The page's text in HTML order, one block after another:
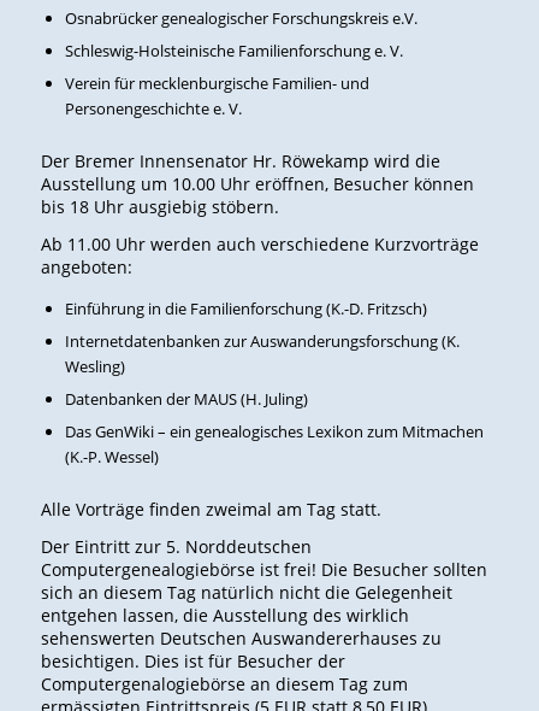
Osnabrücker genealogischer Forschungskreis e.V.
Schleswig-Holsteinische Familienforschung e. V.
Verein für mecklenburgische Familien- und
Personengeschichte e. V.
Der Bremer Innensenator Hr. Röwekamp wird die
Ausstellung um 10.00 Uhr eröffnen, Besucher können
bis 18 Uhr ausgiebig stöbern.
Ab 11.00 Uhr werden auch verschiedene Kurzvorträge
angeboten:
Einführung in die Familienforschung (K.-D. Fritzsch)
Internetdatenbanken zur Auswanderungsforschung (K.
Wesling)
Datenbanken der MAUS (H. Juling)
Das GenWiki – ein genealogisches Lexikon zum Mitmachen
(K.-P. Wessel)
Alle Vorträge finden zweimal am Tag statt.
Der Eintritt zur 5. Norddeutschen
Computergenealogiebörse ist frei! Die Besucher sollten
sich an diesem Tag natürlich nicht die Gelegenheit
entgehen lassen, die Ausstellung des wirklich
sehenswerten Deutschen Auswandererhauses zu
besichtigen. Dies ist für Besucher der
Computergenalogiebörse an diesem Tag zum